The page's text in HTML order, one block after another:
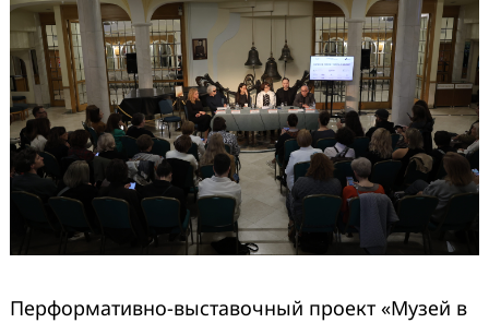
Перформативно-выставочный проект «Музей в